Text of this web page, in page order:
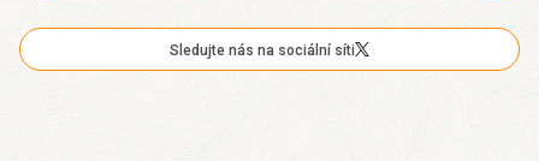
Sledujte nás na sociální síti